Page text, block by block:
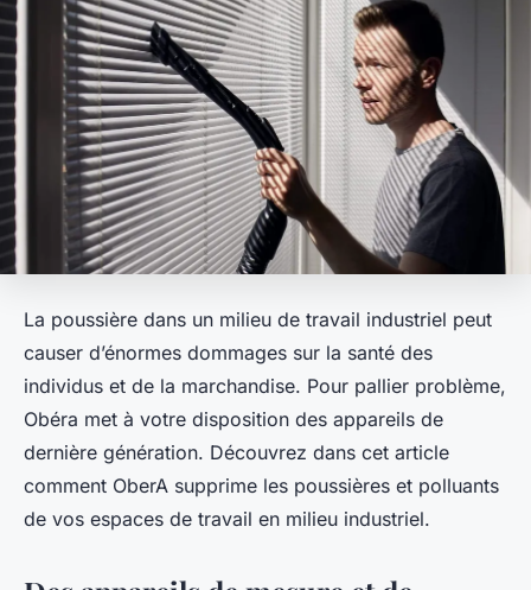
La poussière dans un milieu de travail industriel peut
causer d’énormes dommages sur la santé des
individus et de la marchandise. Pour pallier problème,
Obéra met à votre disposition des appareils de
dernière génération. Découvrez dans cet article
comment OberA supprime les poussières et polluants
de vos espaces de travail en milieu industriel.